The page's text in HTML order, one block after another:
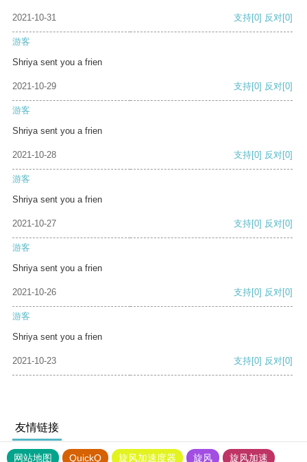
2021-10-31 支持[0] 反对[0]
游客
Shriya sent you a frien
2021-10-29 支持[0] 反对[0]
游客
Shriya sent you a frien
2021-10-28 支持[0] 反对[0]
游客
Shriya sent you a frien
2021-10-27 支持[0] 反对[0]
游客
Shriya sent you a frien
2021-10-26 支持[0] 反对[0]
游客
Shriya sent you a frien
2021-10-23 支持[0] 反对[0]
友情链接
网站地图 QuickQ 旋风加速度器 旋风 旋风加速